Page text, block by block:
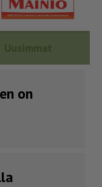
Uusimmat
on